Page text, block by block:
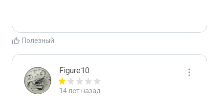
Полезный
Figure10
14 лет назад